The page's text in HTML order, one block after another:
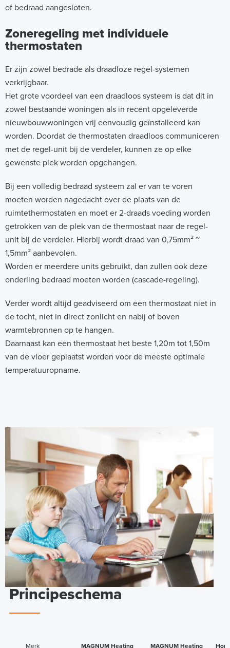
of bedraad aangesloten.
Zoneregeling met individuele
thermostaten
Er zijn zowel bedrade als draadloze regel-systemen
verkrijgbaar.
Het grote voordeel van een draadloos systeem is dat dit in
zowel bestaande woningen als in recent opgeleverde
nieuwbouwwoningen vrij eenvoudig geïnstalleerd kan
worden. Doordat de thermostaten draadloos communiceren
met de regel-unit bij de verdeler, kunnen ze op elke
gewenste plek worden opgehangen.
Bij een volledig bedraad systeem zal er van te voren
moeten worden nagedacht over de plaats van de
ruimtethermostaten en moet er 2-draads voeding worden
getrokken van de plek van de thermostaat naar de regel-
unit bij de verdeler. Hierbij wordt draad van 0,75mm² ~
1,5mm² aanbevolen.
Worden er meerdere units gebruikt, dan zullen ook deze
onderling bedraad moeten worden (cascade-regeling).
Verder wordt altijd geadviseerd om een thermostaat niet in
de tocht, niet in direct zonlicht en nabij of boven
warmtebronnen op te hangen.
Daarnaast kan een thermostaat het beste 1,20m tot 1,50m
van de vloer geplaatst worden voor de meeste optimale
temperatuuropname.
Principeschema
Merk MAGNUM Heating MAGNUM Heating